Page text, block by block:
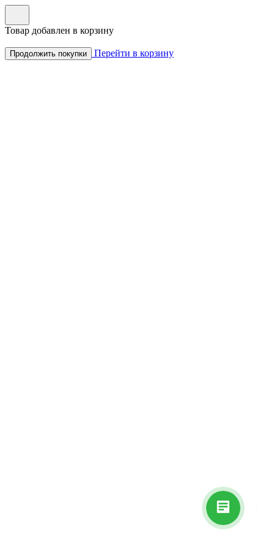
Товар добавлен в корзину
Продолжить покупки Перейти в корзину